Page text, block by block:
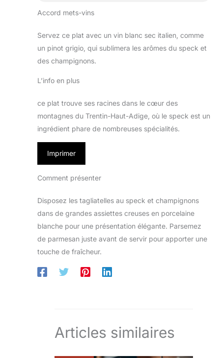
Accord mets-vins
Servez ce plat avec un vin blanc sec italien, comme
un pinot grigio, qui sublimera les arômes du speck et
des champignons.
L’info en plus
ce plat trouve ses racines dans le cœur des
montagnes du Trentin-Haut-Adige, où le speck est un
ingrédient phare de nombreuses spécialités.
Imprimer
Comment présenter
Disposez les tagliatelles au speck et champignons
dans de grandes assiettes creuses en porcelaine
blanche pour une présentation élégante. Parsemez
de parmesan juste avant de servir pour apporter une
touche de fraîcheur.
Articles similaires